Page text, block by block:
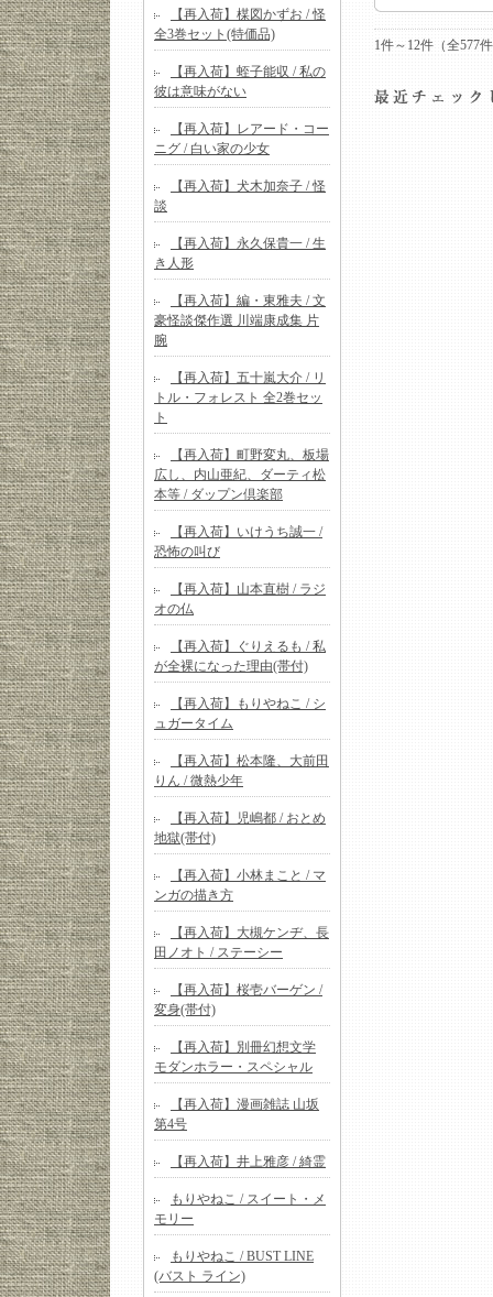
【再入荷】楳図かずお / 怪
全3巻セット(特価品)
【再入荷】蛭子能収 / 私の
彼は意味がない
【再入荷】レアード・コー
ニグ / 白い家の少女
【再入荷】犬木加奈子 / 怪
談
【再入荷】永久保貴一 / 生
き人形
【再入荷】編・東雅夫 / 文
豪怪談傑作選 川端康成集 片
腕
【再入荷】五十嵐大介 / リ
トル・フォレスト 全2巻セッ
ト
【再入荷】町野変丸、板場
広し、内山亜紀、ダーティ松
本等 / ダップン倶楽部
【再入荷】いけうち誠一 /
恐怖の叫び
【再入荷】山本直樹 / ラジ
オの仏
【再入荷】ぐりえるも / 私
が全裸になった理由(帯付)
【再入荷】もりやねこ / シ
ュガータイム
【再入荷】松本隆、大前田
りん / 微熱少年
【再入荷】児嶋都 / おとめ
地獄(帯付)
【再入荷】小林まこと / マ
ンガの描き方
【再入荷】大槻ケンヂ、長
田ノオト / ステーシー
【再入荷】桜壱バーゲン /
変身(帯付)
【再入荷】別冊幻想文学
モダンホラー・スペシャル
【再入荷】漫画雑誌 山坂
第4号
【再入荷】井上雅彦 / 綺霊
もりやねこ / スイート・メ
モリー
もりやねこ / BUST LINE
(バスト ライン)
1件～12件（全